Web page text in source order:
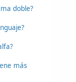
doble?
más